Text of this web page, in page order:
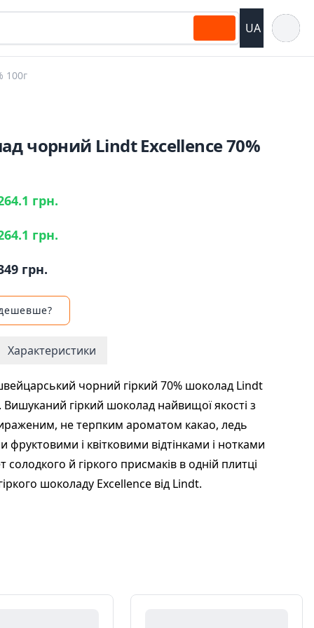
UA
100г
чорний Lindt Excellence 70%
грн.
грн.
грн.
Характеристики
чорний гіркий 70% шоколад Lindt
Вишуканий гіркий шоколад найвищої якості з
не терпким ароматом какао, ледь
фруктовими і квітковими відтінками і нотками
солодкого й гіркого присмаків в одній плитці
шоколаду Excellence від Lindt.